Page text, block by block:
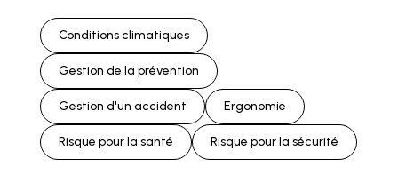
Conditions climatiques
Gestion de la prévention
Gestion d'un accident Ergonomie
Risque pour la santé Risque pour la sécurité